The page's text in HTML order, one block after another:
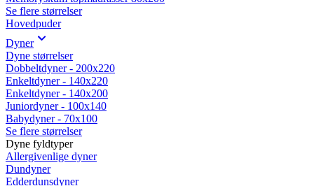
Se flere størrelser
Hovedpuder
Dyner
Dyne størrelser
Dobbeltdyner - 200x220
Enkeltdyner - 140x220
Enkeltdyner - 140x200
Juniordyner - 100x140
Babydyner - 70x100
Se flere størrelser
Dyne fyldtyper
Allergivenlige dyner
Dundyner
Edderdunsdyner